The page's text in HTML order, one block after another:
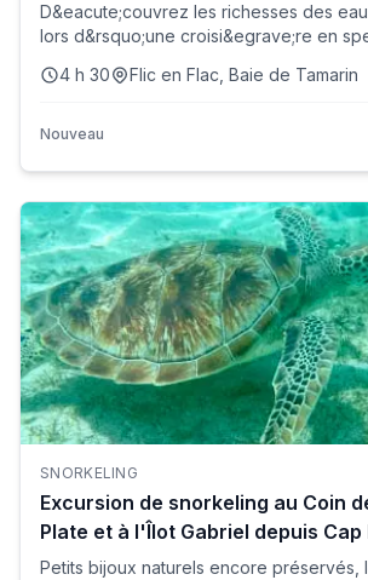
D&eacute;couvrez les richesses des
lors d&rsquo;une croisi&egrave;re en
4 h 30 Flic en Flac, Baie de Tamarin
Nouveau
SNORKELING
Excursion de snorkeling au Coin
Plate et à l'Îlot Gabriel depuis
Île Maurice
Petits bijoux naturels encore préservés,